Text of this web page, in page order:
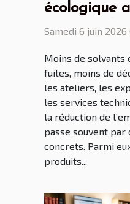
écologique
armoire
Samedi 6 juin 2026
Moins de solvants
fuites, moins de
les ateliers, les
les services
la réduction de
passe souvent par
concrets. Parmi
produits...